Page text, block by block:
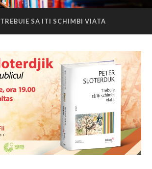
TREBUIE SA ITI SCHIMBI VIATA